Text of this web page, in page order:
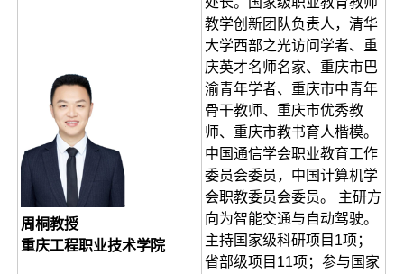
周桐教授
重庆工程职业技术学院
教学创新团队负责人，清华
大学西部之光访问学者、重
庆英才名师名家、重庆市巴
渝青年学者、重庆市中青年
骨干教师、重庆市优秀教
师、重庆市教书育人楷模。
中国通信学会职业教育工作
委员会委员，中国计算机学
会职教委员会委员。 主研方
向为智能交通与自动驾驶。
主持国家级科研项目1项；
省部级项目11项；参与国家